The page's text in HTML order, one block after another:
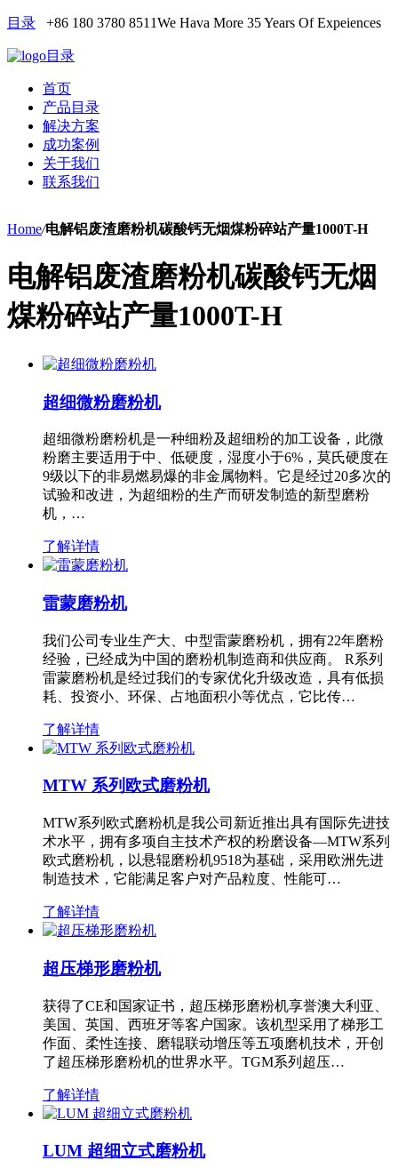
目录 +86 180 3780 8511We Hava More 35 Years Of Expeiences
目录
首页
产品目录
解决方案
成功案例
关于我们
联系我们
Home/电解铝废渣磨粉机碳酸钙无烟煤粉碎站产量1000T-H
电解铝废渣磨粉机碳酸钙无烟
煤粉碎站产量1000T-H
超细微粉磨粉机
超细微粉磨粉机是一种细粉及超细粉的加工设备，此微
粉磨主要适用于中、低硬度，湿度小于6%，莫氏硬度在
9级以下的非易燃易爆的非金属物料。它是经过20多次的
试验和改进，为超细粉的生产而研发制造的新型磨粉
机，…
了解详情
雷蒙磨粉机
我们公司专业生产大、中型雷蒙磨粉机，拥有22年磨粉
经验，已经成为中国的磨粉机制造商和供应商。 R系列
雷蒙磨粉机是经过我们的专家优化升级改造，具有低损
耗、投资小、环保、占地面积小等优点，它比传…
了解详情
MTW 系列欧式磨粉机
MTW系列欧式磨粉机是我公司新近推出具有国际先进技
术水平，拥有多项自主技术产权的粉磨设备—MTW系列
欧式磨粉机，以悬辊磨粉机9518为基础，采用欧洲先进
制造技术，它能满足客户对产品粒度、性能可…
了解详情
超压梯形磨粉机
获得了CE和国家证书，超压梯形磨粉机享誉澳大利亚、
美国、英国、西班牙等客户国家。该机型采用了梯形工
作面、柔性连接、磨辊联动增压等五项磨机技术，开创
了超压梯形磨粉机的世界水平。TGM系列超压…
了解详情
LUM 超细立式磨粉机